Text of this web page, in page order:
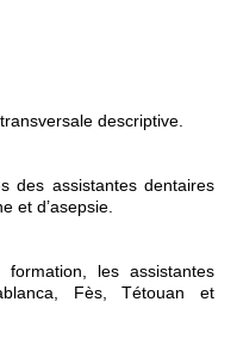
descriptive.
des assistantes dentaires
et d’asepsie.
les assistantes
Fès, Tétouan et